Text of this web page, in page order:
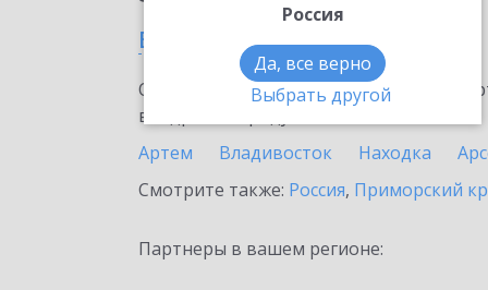
Россия
Да, все верно
Выбрать другой
в Кавалерово
Ознакомьтесь с информационными
внедрение продукта.
Артем
Владивосток Находка
Смотрите также: Россия, Приморский
Партнеры в вашем регионе: